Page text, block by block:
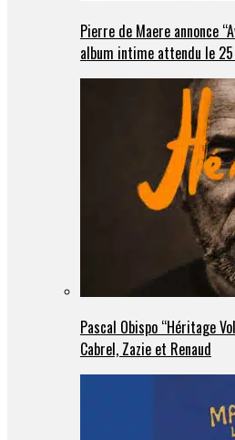
Pierre de Maere annonce
album intime attendu le
Pascal Obispo “Héritage
Cabrel, Zazie et Renaud